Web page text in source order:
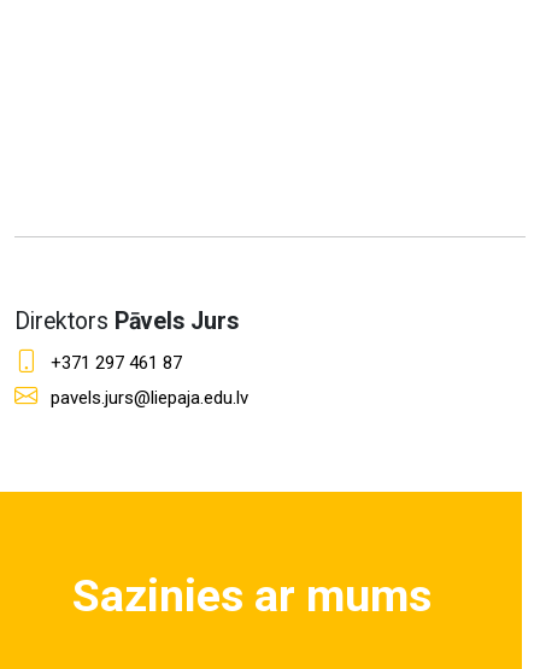
Direktors Pāvels Jurs
+371 297 461 87
pavels.jurs@liepaja.edu.lv
Sazinies ar mums